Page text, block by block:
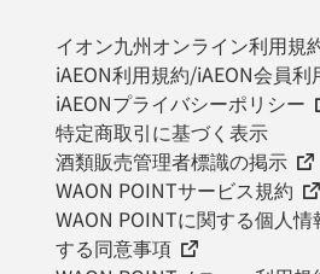
イオン九州オンライン利用規
iAEON利用規約/iAEON会員利
iAEONプライバシーポリシー
特定商取引に基づく表示
酒類販売管理者標識の掲示
WAON POINTサービス規約
WAON POINTに関する個人
する同意事項